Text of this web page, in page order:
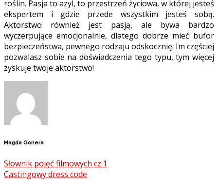
roślin. Pasja to azyl, to przestrzeń życiowa, w której jesteś
ekspertem i gdzie przede wszystkim jesteś sobą.
Aktorstwo również jest pasją, ale bywa bardzo
wyczerpujące emocjonalnie, dlatego dobrze mieć bufor
bezpieczeństwa, pewnego rodzaju odskocznię. Im częściej
pozwalasz sobie na doświadczenia tego typu, tym więcej
zyskuje twoje aktorstwo!
Magda Gonera
Słownik pojęć filmowych cz.1
Castingowy dress code